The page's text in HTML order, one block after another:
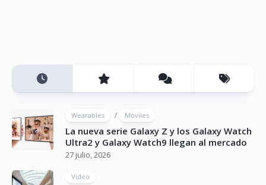
Wearables / Móviles
La nueva serie Galaxy Z y los Galaxy Watch
Ultra2 y Galaxy Watch9 llegan al mercado
27 julio, 2026
Vídeo